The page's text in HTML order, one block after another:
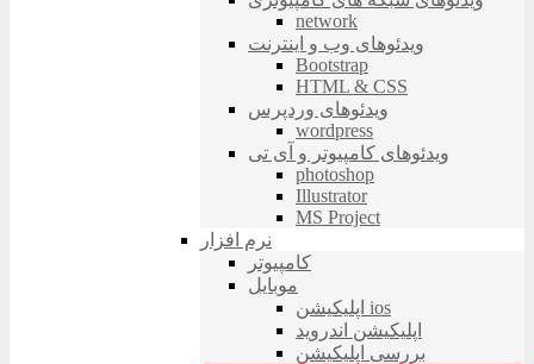
network
ویدئوهای وب و اینترنت
Bootstrap
HTML & CSS
ویدئوهای وردپرس
wordpress
ویدئوهای کامپیوتر و آی تی
photoshop
Illustrator
MS Project
نرم افزار
کامپیوتر
موبایل
اپلیکیشن ios
اپلیکیشن اندروید
بررسی اپلیکیشن